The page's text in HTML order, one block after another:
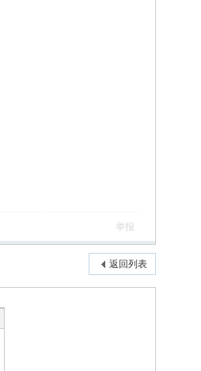
举报
返回列表